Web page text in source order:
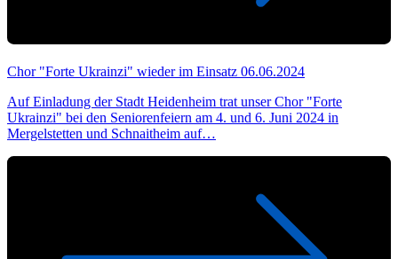
Chor "Forte Ukrainzi" wieder im Einsatz 06.06.2024
Auf Einladung der Stadt Heidenheim trat unser Chor "Forte
Ukrainzi" bei den Seniorenfeiern am 4. und 6. Juni 2024 in
Mergelstetten und Schnaitheim auf…